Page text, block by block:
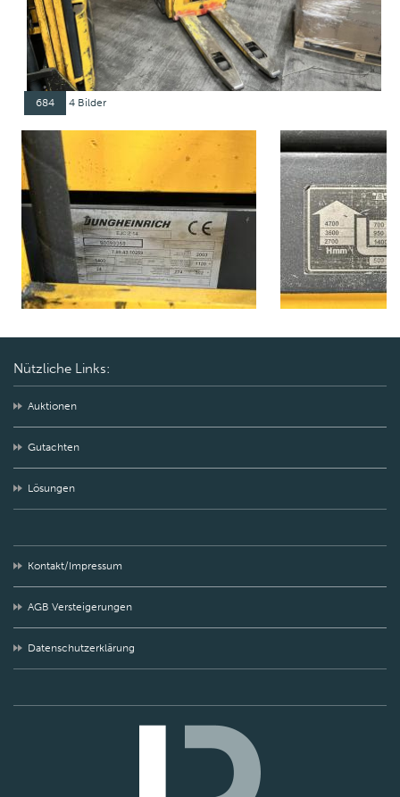
684 4 Bilder
Nützliche Links:
Auktionen
Gutachten
Lösungen
Kontakt/Impressum
AGB Versteigerungen
Datenschutzerklärung